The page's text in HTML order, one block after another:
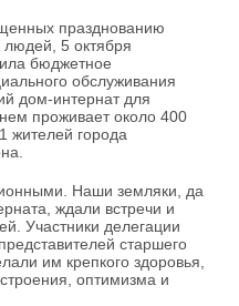
празднованию
5 октября
бюджетное
обслуживания
дом-интернат для
проживает около 400
жителей города
Наши земляки, да
ждали встречи и
Участники делегации
старшего
им крепкого здоровья,
оптимизма и